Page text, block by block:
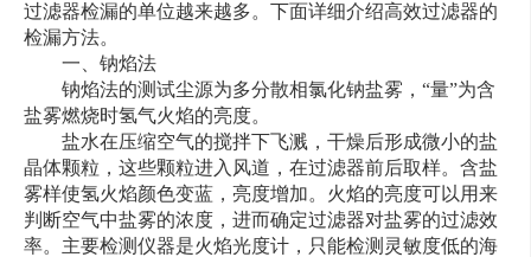
过滤器检漏的单位越来越多。下面详细介绍高效过滤器的
检漏方法。
一、钠焰法
钠焰法的测试尘源为多分散相氯化钠盐雾，“量”为含
盐雾燃烧时氢气火焰的亮度。
盐水在压缩空气的搅拌下飞溅，干燥后形成微小的盐
晶体颗粒，这些颗粒进入风道，在过滤器前后取样。含盐
雾样使氢火焰颜色变蓝，亮度增加。火焰的亮度可以用来
判断空气中盐雾的浓度，进而确定过滤器对盐雾的过滤效
率。主要检测仪器是火焰光度计，只能检测灵敏度低的海